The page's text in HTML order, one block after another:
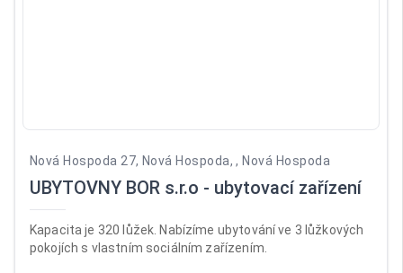
Nová Hospoda 27, Nová Hospoda, , Nová Hospoda
UBYTOVNY BOR s.r.o - ubytovací zařízení
Kapacita je 320 lůžek. Nabízíme ubytování ve 3 lůžkových
pokojích s vlastním sociálním zařízením.